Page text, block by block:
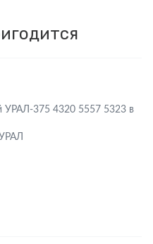
УРАЛ-375 4320 5557 5323 в